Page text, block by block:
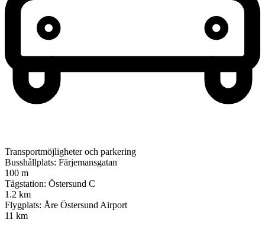
Transportmöjligheter och parkering
Busshållplats: Färjemansgatan
100 m
Tågstation: Östersund C
1.2 km
Flygplats: Åre Östersund Airport
11 km